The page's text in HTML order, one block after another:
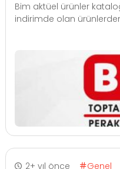
Bim aktüel ürünler
indirimde olan
2+ yıl önce Genel